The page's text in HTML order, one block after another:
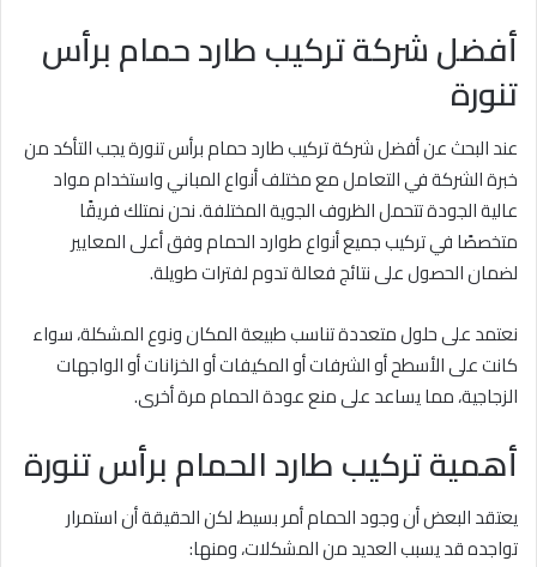
أفضل شركة تركيب طارد حمام برأس
تنورة
عند البحث عن أفضل شركة تركيب طارد حمام برأس تنورة يجب التأكد من
خبرة الشركة في التعامل مع مختلف أنواع المباني واستخدام مواد
عالية الجودة تتحمل الظروف الجوية المختلفة. نحن نمتلك فريقًا
متخصصًا في تركيب جميع أنواع طوارد الحمام وفق أعلى المعايير
لضمان الحصول على نتائج فعالة تدوم لفترات طويلة.
نعتمد على حلول متعددة تناسب طبيعة المكان ونوع المشكلة، سواء
كانت على الأسطح أو الشرفات أو المكيفات أو الخزانات أو الواجهات
الزجاجية، مما يساعد على منع عودة الحمام مرة أخرى.
أهمية تركيب طارد الحمام برأس تنورة
يعتقد البعض أن وجود الحمام أمر بسيط، لكن الحقيقة أن استمرار
تواجده قد يسبب العديد من المشكلات، ومنها: